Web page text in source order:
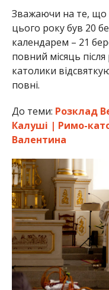
Зважаючи на те, що
цього року був 20
календарем – 21
повний місяць
католики
повні.
До теми: Розклад
Калуші | Римо-
Валентина